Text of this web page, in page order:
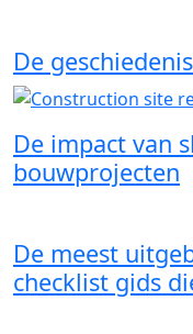
De
De impact van
bouwprojecten
De meest
checklist gids